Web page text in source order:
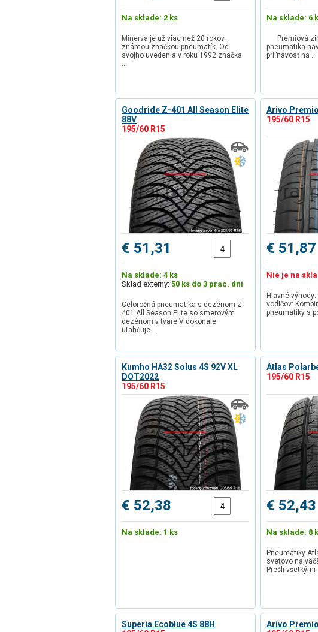
Na sklade: 2 ks
Minerva je už viac než 20 rokov
známou značkou pneumatík. Od
svojho uvedenia v roku 1992 značka
…
Na sklade: 6
Prémiová
pneumatika
priľnavosť na …
Goodride Z-401 All Season Elite
88V
195/60 R15
€ 51,31
Na sklade: 4 ks
Sklad externý: 50 ks do 3 prac. dní
Celoročná pneumatika s dezénom Z-
401 All Season Elite so smerovým
dezénom v tvare V dokonale
uľahčuje …
Arivo
195/60 R15
€ 51,87
Nie je na
Hlavné
vodičov:
pneumatiky s
Kumho HA32 Solus 4S 92V XL
DOT2022
195/60 R15
€ 52,38
Na sklade: 1 ks
Atlas
195/60 R15
€ 52,43
Na sklade: 8
Pneumatiky
svetovo
Prešli
Superia Ecoblue 4S 88H
Arivo